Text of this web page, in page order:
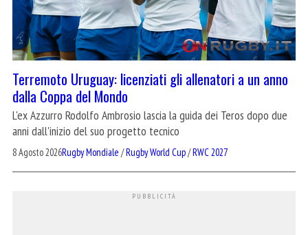
Terremoto Uruguay: licenziati gli allenatori a un anno
dalla Coppa del Mondo
L'ex Azzurro Rodolfo Ambrosio lascia la guida dei Teros dopo due
anni dall'inizio del suo progetto tecnico
8 Agosto 2026Rugby Mondiale /Rugby World Cup/RWC 2027